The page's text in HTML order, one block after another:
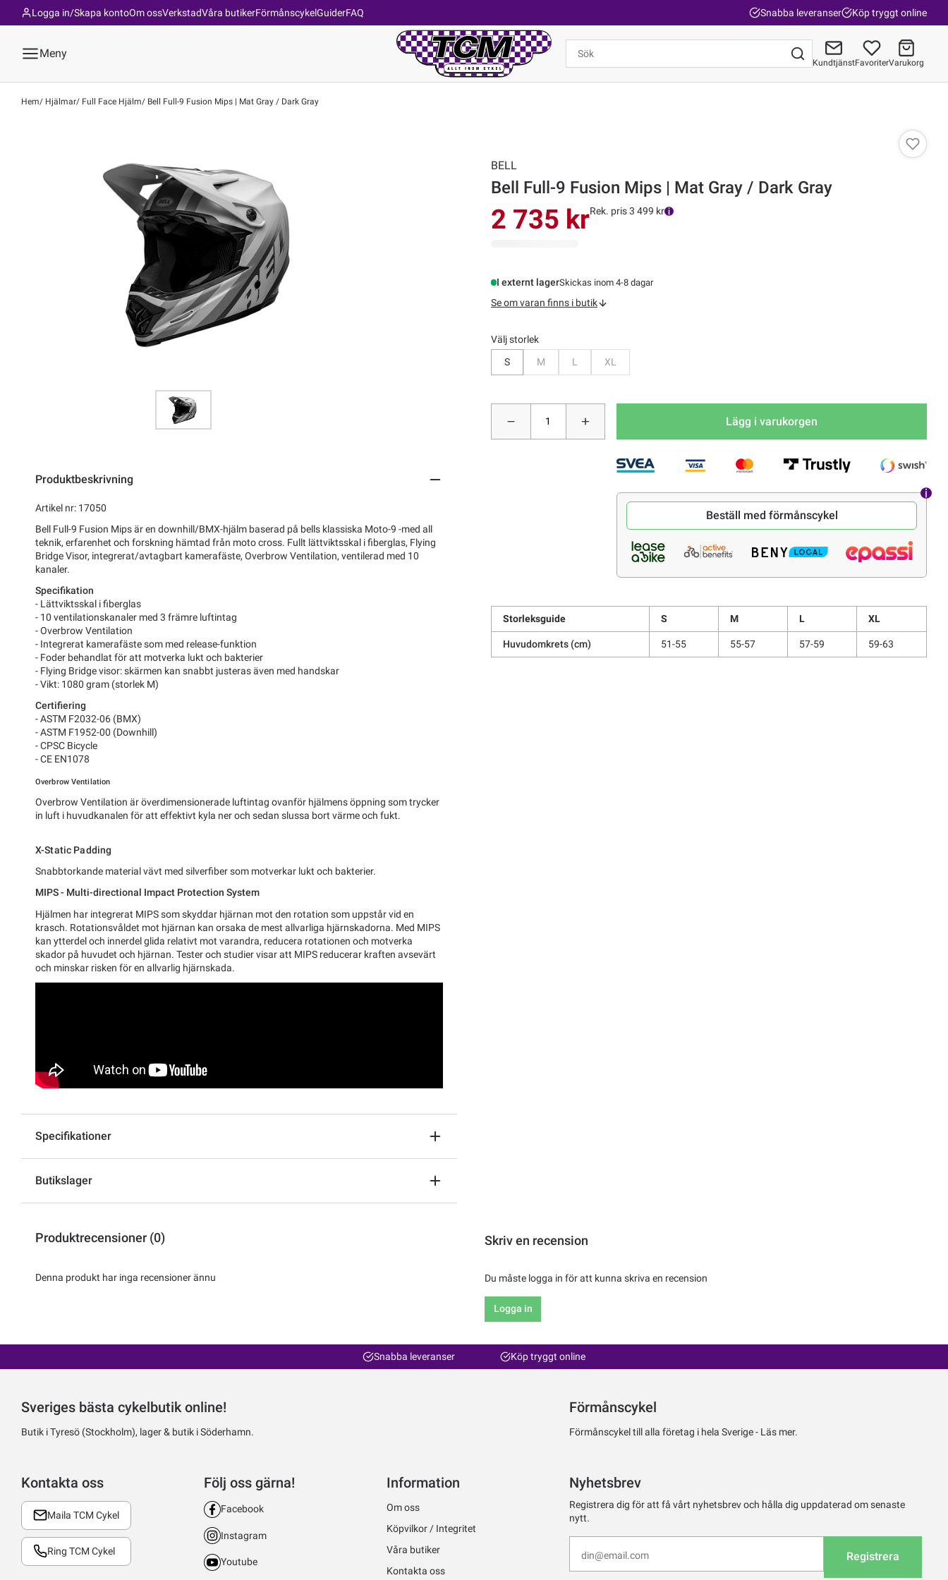
Om ossVerkstadVåra butikerFörmånscykelGuiderFAQ
Logga in/Skapa konto Snabba leveranser Köp tryggt online
Meny
KundtjänstFavoriterVarukorg
Hem Hjälmar Full Face Hjälm Bell Full-9 Fusion Mips | Mat Gray / Dark Gray
Produktbeskrivning
Artikel nr: 17050
Bell Full-9 Fusion Mips är en downhill/BMX-hjälm baserad på bells klassiska Moto-9 -med all
teknik, erfarenhet och forskning hämtad från moto cross. Fullt lättviktsskal i fiberglas, Flying
Bridge Visor, integrerat/avtagbart kamerafäste, Overbrow Ventilation, ventilerad med 10
kanaler.
Specifikation
- Lättviktsskal i fiberglas
- 10 ventilationskanaler med 3 främre luftintag
- Overbrow Ventilation
- Integrerat kamerafäste som med release-funktion
- Foder behandlat för att motverka lukt och bakterier
- Flying Bridge visor: skärmen kan snabbt justeras även med handskar
- Vikt: 1080 gram (storlek M)
Certifiering
- ASTM F2032-06 (BMX)
- ASTM F1952-00 (Downhill)
- CPSC Bicycle
- CE EN1078
Overbrow Ventilation
Overbrow Ventilation är överdimensionerade luftintag ovanför hjälmens öppning som trycker
in luft i huvudkanalen för att effektivt kyla ner och sedan slussa bort värme och fukt.
X-Static Padding
Snabbtorkande material vävt med silverfiber som motverkar lukt och bakterier.
MIPS - Multi-directional Impact Protection System
Hjälmen har integrerat MIPS som skyddar hjärnan mot den rotation som uppstår vid en
krasch. Rotationsvåldet mot hjärnan kan orsaka de mest allvarliga hjärnskadorna. Med MIPS
kan ytterdel och innerdel glida relativt mot varandra, reducera rotationen och motverka
skador på huvudet och hjärnan. Tester och studier visar att MIPS reducerar kraften avsevärt
och minskar risken för en allvarlig hjärnskada.
Specifikationer
Butikslager
BELL
Bell Full-9 Fusion Mips | Mat Gray / Dark Gray
2 735 krRek. pris 3 499 kr
I externt lagerSkickas inom 4-8 dagar
Se om varan finns i butik
Välj storlek
S
M L XL
Lägg i varukorgen
Beställ med förmånscykel
Storleksguide S M L XL
Huvudomkrets (cm) 51-55 55-57 57-59 59-63
Produktrecensioner (0)
Denna produkt har inga recensioner ännu
Skriv en recension
Du måste logga in för att kunna skriva en recension
Logga in
Snabba leveranser Köp tryggt online
Sveriges bästa cykelbutik online!
Butik i Tyresö (Stockholm), lager & butik i Söderhamn.
Förmånscykel
Förmånscykel till alla företag i hela Sverige - Läs mer.
Kontakta oss
Maila TCM Cykel
Ring TCM Cykel
Följ oss gärna!
Facebook
Instagram
Youtube
Information
Om oss
Köpvilkor / Integritet
Våra butiker
Kontakta oss
Nyhetsbrev
Registrera dig för att få vårt nyhetsbrev och hålla dig uppdaterad om senaste
nytt.
Registrera